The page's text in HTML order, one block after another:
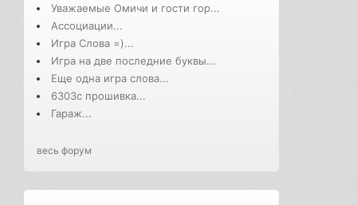
Уважаемые Омичи и гости гор...
Ассоциации...
Игра Слова =)...
Игра на две последние буквы...
Еще одна игра слова...
6303с прошивка...
Гараж...
весь форум